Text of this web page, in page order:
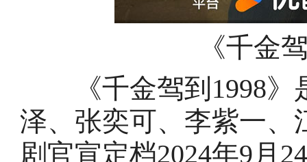
《千金
《千金驾到1998》
泽、张奕可、李紫一、
剧官宣定档2024年9月